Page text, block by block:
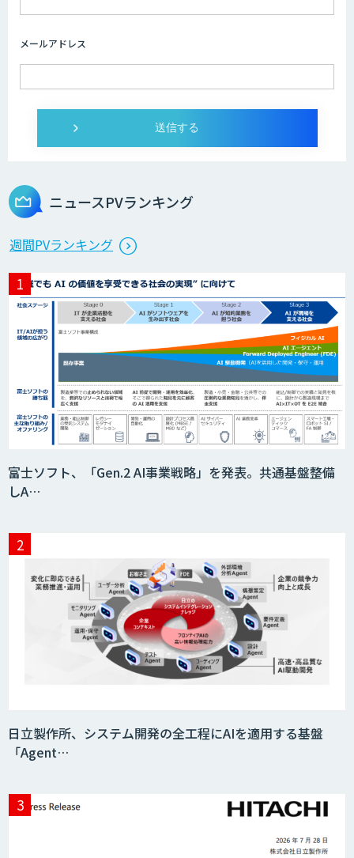
メールアドレス
ニュースPVランキング
週間PVランキング
富士ソフト、「Gen.2 AI事業戦略」を発表。共通基盤整備
しA…
日立製作所、システム開発の全工程にAIを適用する基盤
「Agent…